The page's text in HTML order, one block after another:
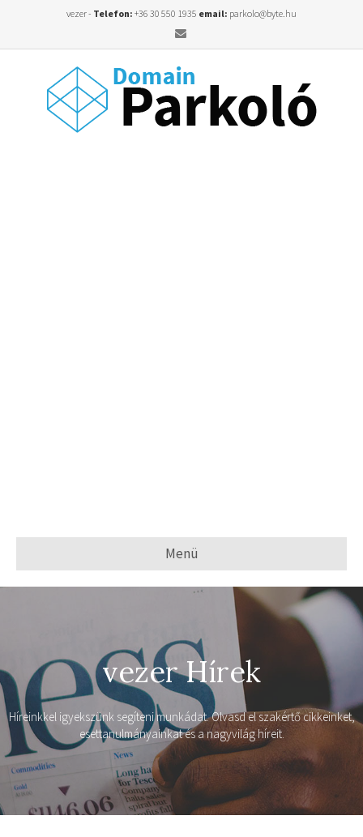
vezer - Telefon: +36 30 550 1935 email: parkolo@byte.hu
Email
Menü
vezer Hírek
Híreinkkel igyekszünk segíteni munkádat. Olvasd el szakértő cikkeinket,
esettanulmányainkat és a nagyvilág híreit.